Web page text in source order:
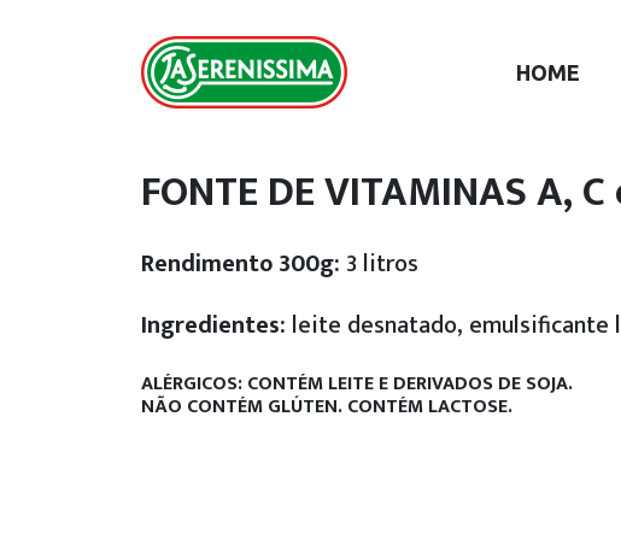
HOME
FONTE DE VITAMINAS A, C
Rendimento 300g: 3 litros
Ingredientes: leite desnatado, emulsificante
ALÉRGICOS: CONTÉM LEITE E DERIVADOS DE SOJA.
NÃO CONTÉM GLÚTEN.CONTÉM LACTOSE.